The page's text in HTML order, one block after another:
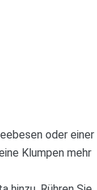
oder einer
Klumpen mehr